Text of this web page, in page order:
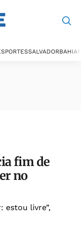
SALVADORBAHIA
fim de
no
estou livre”,